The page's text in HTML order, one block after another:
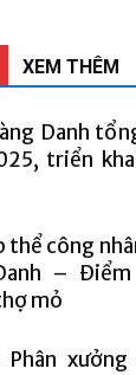
XEM THÊM
Danh
triển
thể công
–
mỏ
Phân